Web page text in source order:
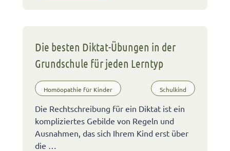
Die besten Diktat-Übungen in der
Grundschule für jeden Lerntyp
Homöopathie für Kinder Schulkind
Die Rechtschreibung für ein Diktat ist ein
kompliziertes Gebilde von Regeln und
Ausnahmen, das sich Ihrem Kind erst über
die …